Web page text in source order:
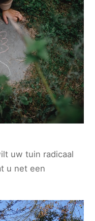
uw tuin radicaal
u net een